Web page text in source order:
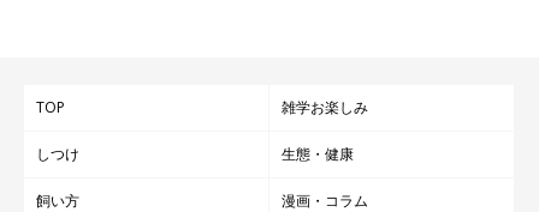
TOP 雑学お楽しみ
しつけ 生態・健康
飼い方 漫画・コラム